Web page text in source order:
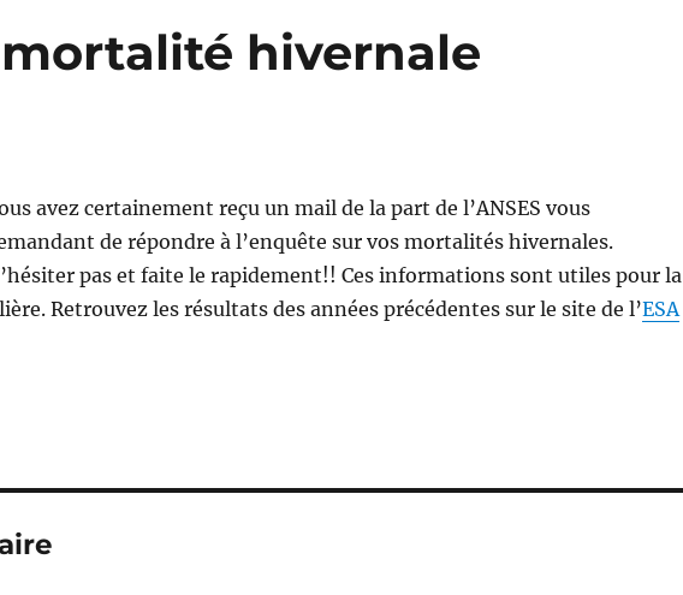
hivernale
avez certainement reçu un mail de la part de l’ANSES vous
de répondre à l’enquête sur vos mortalités hivernales.
pas et faite le rapidement!! Ces informations sont utiles pour la
Retrouvez les résultats des années précédentes sur le site de l’ESA